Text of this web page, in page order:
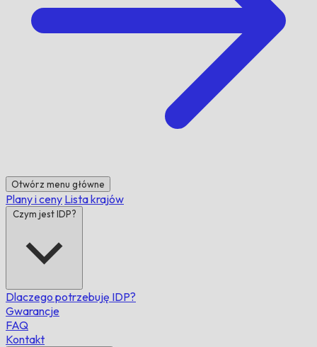
Otwórz menu główne
Plany i ceny Lista krajów
Czym jest IDP?
Dlaczego potrzebuję IDP?
Gwarancje
FAQ
Kontakt